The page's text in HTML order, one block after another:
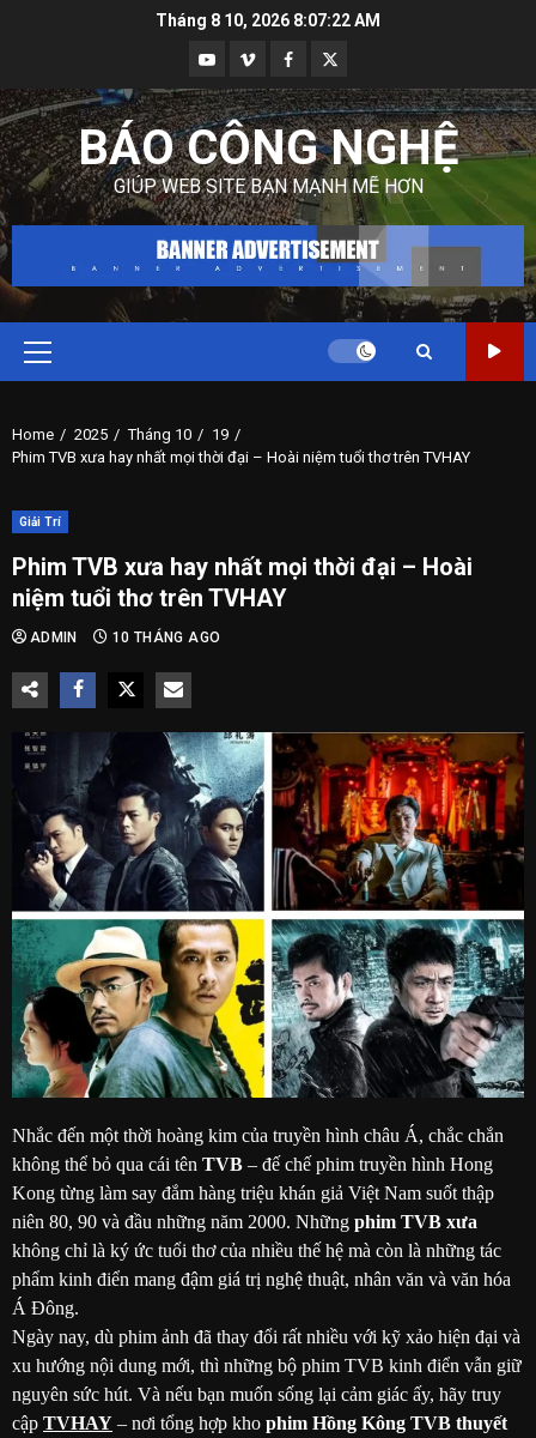
Tháng 8 10, 2026 8:07:24 AM
YoutubeVimeoFacebook
Twitter
BÁO CÔNG NGHỆ
GIÚP WEB SITE BẠN MẠNH MẼ HƠN
Primary
Menu
Home 2025 Tháng 10
19
Phim TVB xưa hay nhất mọi thời đại – Hoài niệm tuổi thơ trên TVHAY
Giải Trí
Phim TVB xưa hay nhất mọi thời đại – Hoài
niệm tuổi thơ trên TVHAY
ADMIN 10 THÁNG AGO
Nhắc đến một thời hoàng kim của truyền hình châu Á, chắc chắn
không thể bỏ qua cái tên TVB – đế chế phim truyền hình Hong
Kong từng làm say đắm hàng triệu khán giả Việt Nam suốt thập
niên 80, 90 và đầu những năm 2000. Những phim TVB xưa
không chỉ là ký ức tuổi thơ của nhiều thế hệ mà còn là những tác
phẩm kinh điển mang đậm giá trị nghệ thuật, nhân văn và văn hóa
Á Đông.
Ngày nay, dù phim ảnh đã thay đổi rất nhiều với kỹ xảo hiện đại và
xu hướng nội dung mới, thì những bộ phim TVB kinh điển vẫn giữ
nguyên sức hút. Và nếu bạn muốn sống lại cảm giác ấy, hãy truy
cập TVHAY – nơi tổng hợp kho phim Hồng Kông TVB thuyết